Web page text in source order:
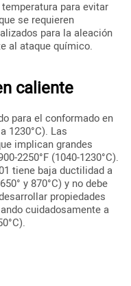
temperatura para evitar
se requieren
para la aleación
al ataque químico.
caliente
para el conformado en
1230°C). Las
implican grandes
2250°F (1040-1230°C).
tiene baja ductilidad a
y 870°C) y no debe
propiedades
cuidadosamente a